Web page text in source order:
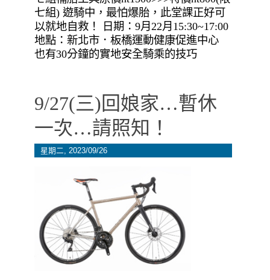
七組) 遊騎中，最怕爆胎，此堂課正好可
以就地自救！ 日期：9月22月15:30~17:00
地點：新北市．板橋運動健康促進中心
也有30分鐘的實地安全騎乘的技巧
9/27(三)回娘家…暫休
一次…請照知！
星期二, 2023/09/26